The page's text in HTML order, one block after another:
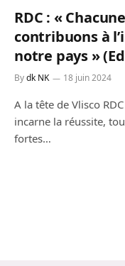
RDC : «
contribuons à
notre pays »
Bydk NK 18 juin 2024
A la tête de Vlisco
incarne la réussite,
fortes…